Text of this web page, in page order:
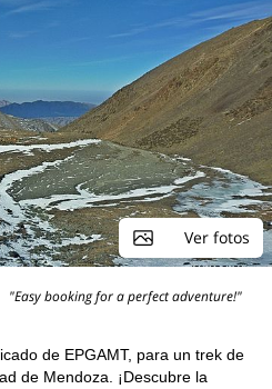
Ver fotos
"Easy booking for a perfect adventure!"
de EPGAMT, para un trek de
de Mendoza. ¡Descubre la